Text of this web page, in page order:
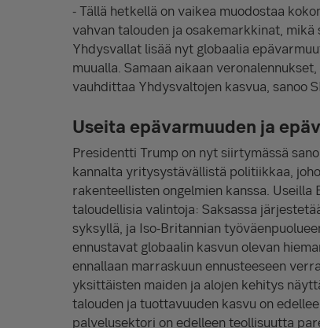
- Tällä hetkellä on vaikea muodostaa
vahvan talouden ja osakemarkkinat,
Yhdysvallat lisää nyt globaalia
muualla. Samaan aikaan
vauhdittaa Yhdysvaltojen kasvua, sanoo
Useita epävarmuuden ja
Presidentti Trump on nyt siirtymässä
kannalta yritysystävällistä politiikkaa,
rakenteellisten ongelmien kanssa.
taloudellisia valintoja: Saksassa
syksyllä, ja Iso-Britannian
ennustavat globaalin kasvun olevan
ennallaan marraskuun ennusteeseen
yksittäisten maiden ja alojen kehitys
talouden ja tuottavuuden kasvu on
palvelusektori on edelleen teollisuutta